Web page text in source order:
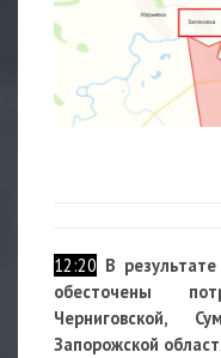
12:20 В
обесточены
Черниговской,
Запорожской